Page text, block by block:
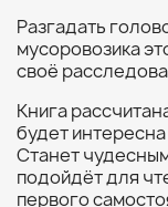
Разгадать
мусоровозика
своё
Книга
будет
Станет
подойдёт для
первого